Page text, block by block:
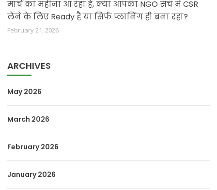
मार्च का महीना आ रहा है, क्या आपका NGO सच में CSR
लेने के लिए Ready है या सिर्फ प्लानिंग ही बना रहा?
February 21, 2026
ARCHIVES
May 2026
March 2026
February 2026
January 2026